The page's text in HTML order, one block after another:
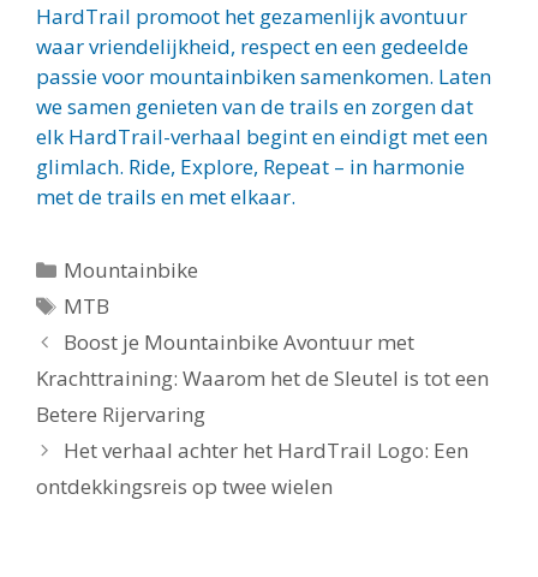
HardTrail promoot het gezamenlijk avontuur
waar vriendelijkheid, respect en een gedeelde
passie voor mountainbiken samenkomen. Laten
we samen genieten van de trails en zorgen dat
elk HardTrail-verhaal begint en eindigt met een
glimlach. Ride, Explore, Repeat – in harmonie
met de trails en met elkaar.
Mountainbike
MTB
Boost je Mountainbike Avontuur met
Krachttraining: Waarom het de Sleutel is tot een
Betere Rijervaring
Het verhaal achter het HardTrail Logo: Een
ontdekkingsreis op twee wielen